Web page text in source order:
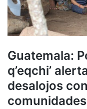
Guatemala:
q’eqchi’
desalojos